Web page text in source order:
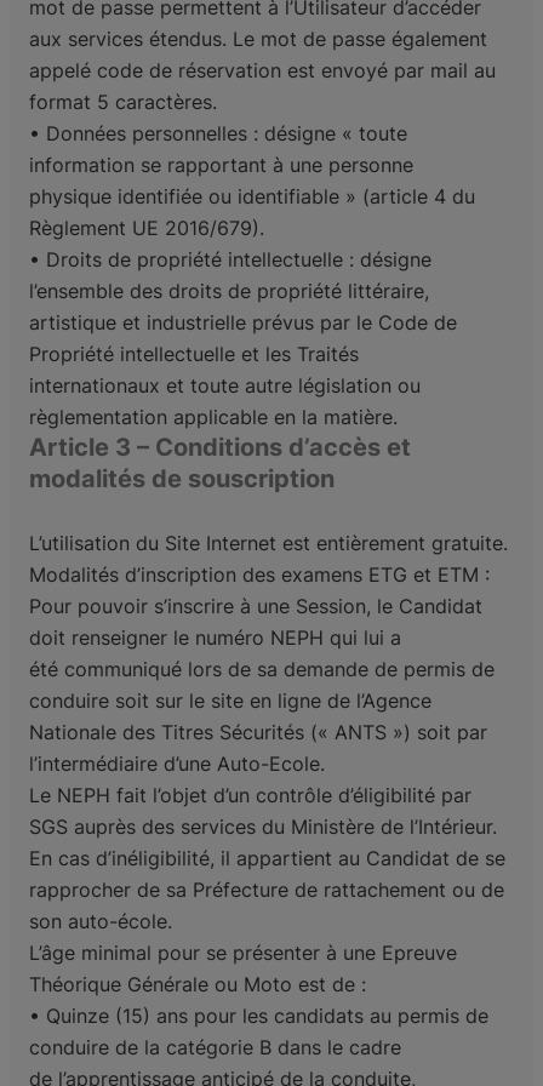
mot de passe permettent à l’Utilisateur d’accéder
aux services étendus. Le mot de passe également
appelé code de réservation est envoyé par mail au
format 5 caractères.
• Données personnelles : désigne « toute
information se rapportant à une personne
physique identifiée ou identifiable » (article 4 du
Règlement UE 2016/679).
• Droits de propriété intellectuelle : désigne
l’ensemble des droits de propriété littéraire,
artistique et industrielle prévus par le Code de
Propriété intellectuelle et les Traités
internationaux et toute autre législation ou
règlementation applicable en la matière.
Article 3 – Conditions d’accès et
modalités de souscription
L’utilisation du Site Internet est entièrement gratuite.
Modalités d’inscription des examens ETG et ETM :
Pour pouvoir s’inscrire à une Session, le Candidat
doit renseigner le numéro NEPH qui lui a
été communiqué lors de sa demande de permis de
conduire soit sur le site en ligne de l’Agence
Nationale des Titres Sécurités (« ANTS ») soit par
l’intermédiaire d’une Auto-Ecole.
Le NEPH fait l’objet d’un contrôle d’éligibilité par
SGS auprès des services du Ministère de l’Intérieur.
En cas d’inéligibilité, il appartient au Candidat de se
rapprocher de sa Préfecture de rattachement ou de
son auto-école.
L’âge minimal pour se présenter à une Epreuve
Théorique Générale ou Moto est de :
• Quinze (15) ans pour les candidats au permis de
conduire de la catégorie B dans le cadre
de l’apprentissage anticipé de la conduite,